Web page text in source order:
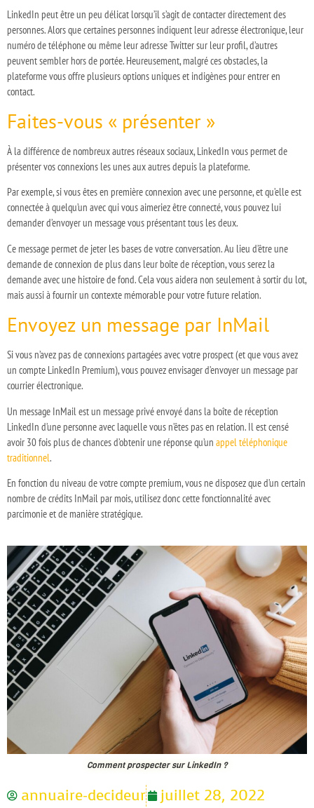
LinkedIn peut être un peu délicat lorsqu’il s’agit de contacter directement des
personnes. Alors que certaines personnes indiquent leur adresse électronique, leur
numéro de téléphone ou même leur adresse Twitter sur leur profil, d’autres
peuvent sembler hors de portée. Heureusement, malgré ces obstacles, la
plateforme vous offre plusieurs options uniques et indigènes pour entrer en
contact.
Faites-vous « présenter »
À la différence de nombreux autres réseaux sociaux, LinkedIn vous permet de
présenter vos connexions les unes aux autres depuis la plateforme.
Par exemple, si vous êtes en première connexion avec une personne, et qu’elle est
connectée à quelqu’un avec qui vous aimeriez être connecté, vous pouvez lui
demander d’envoyer un message vous présentant tous les deux.
Ce message permet de jeter les bases de votre conversation. Au lieu d’être une
demande de connexion de plus dans leur boîte de réception, vous serez la
demande avec une histoire de fond. Cela vous aidera non seulement à sortir du lot,
mais aussi à fournir un contexte mémorable pour votre future relation.
Envoyez un message par InMail
Si vous n’avez pas de connexions partagées avec votre prospect (et que vous avez
un compte LinkedIn Premium), vous pouvez envisager d’envoyer un message par
courrier électronique.
Un message InMail est un message privé envoyé dans la boîte de réception
LinkedIn d’une personne avec laquelle vous n’êtes pas en relation. Il est censé
avoir 30 fois plus de chances d’obtenir une réponse qu’un appel téléphonique
traditionnel.
En fonction du niveau de votre compte premium, vous ne disposez que d’un certain
nombre de crédits InMail par mois, utilisez donc cette fonctionnalité avec
parcimonie et de manière stratégique.
Comment prospecter sur LinkedIn ?
annuaire-decideur juillet 28, 2022